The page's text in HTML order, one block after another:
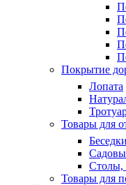
Покрытие
Лопата
Товары для
Беседки
Столы,
Товары для